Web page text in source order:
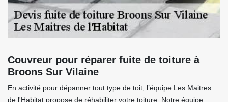
Couvreur pour réparer fuite de toiture à
Broons Sur Vilaine
En activité pour dépanner tout type de toit, l’équipe Les Maitres
de l'Habitat propose de réhabiliter votre toiture. Notre équipe